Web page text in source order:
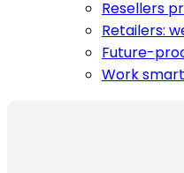
Resellers
Retailers:
Future-
Work